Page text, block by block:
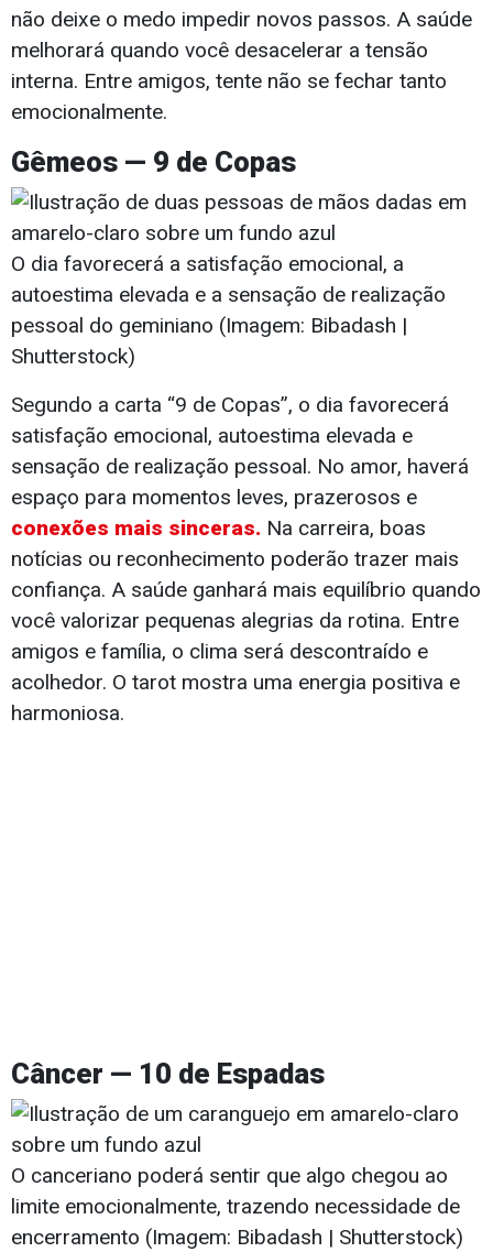
não deixe o medo impedir novos passos. A saúde
melhorará quando você desacelerar a tensão
interna. Entre amigos, tente não se fechar tanto
emocionalmente.
Gêmeos — 9 de Copas
O dia favorecerá a satisfação emocional, a
autoestima elevada e a sensação de realização
pessoal do geminiano (Imagem: Bibadash |
Shutterstock)
Segundo a carta “9 de Copas”, o dia favorecerá
satisfação emocional, autoestima elevada e
sensação de realização pessoal. No amor, haverá
espaço para momentos leves, prazerosos e
conexões mais sinceras. Na carreira, boas
notícias ou reconhecimento poderão trazer mais
confiança. A saúde ganhará mais equilíbrio quando
você valorizar pequenas alegrias da rotina. Entre
amigos e família, o clima será descontraído e
acolhedor. O tarot mostra uma energia positiva e
harmoniosa.
Câncer — 10 de Espadas
O canceriano poderá sentir que algo chegou ao
limite emocionalmente, trazendo necessidade de
encerramento (Imagem: Bibadash | Shutterstock)